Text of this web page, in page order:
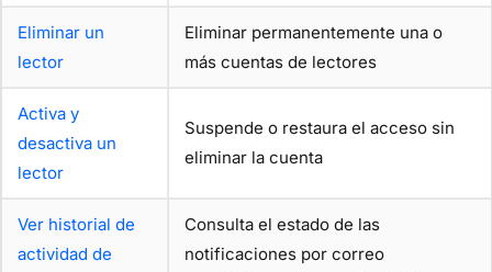
Eliminar un
lector
Eliminar permanentemente una o
más cuentas de lectores
Activa y
desactiva un
lector
Suspende o restaura el acceso sin
eliminar la cuenta
Ver historial de
actividad de
Consulta el estado de las
notificaciones por correo